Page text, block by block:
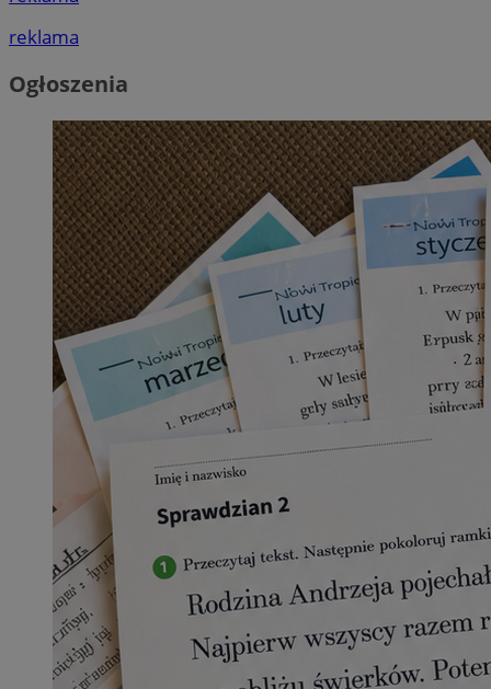
reklama
Ogłoszenia